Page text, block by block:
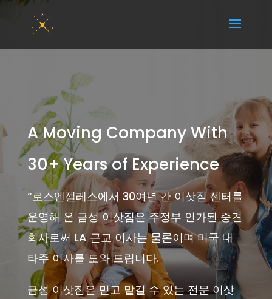
A Moving Company With
30+ Years of Experience
“로스엔젤레스에서 30여년 간 이삿짐 센터를
운영해 온 금성 이삿짐은 주정부 인가된 중견
회사로써 LA 근교 이사는 물론이며 미국 내
타주 이사를 도와 드립니다.
금성 이삿짐은 믿고 맡길 수 있는 전문 이삿